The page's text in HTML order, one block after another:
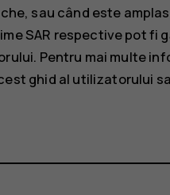
sau când este
SAR respective pot fi
Pentru mai multe
ghid al utilizatorului